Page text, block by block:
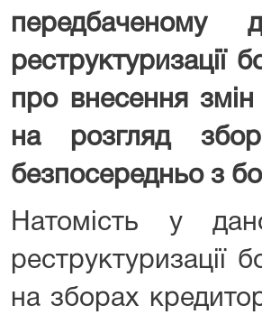
передбаченому
реструктуризації
про внесення змін
на розгляд
безпосередньо з
Натомість у
реструктуризації
на зборах